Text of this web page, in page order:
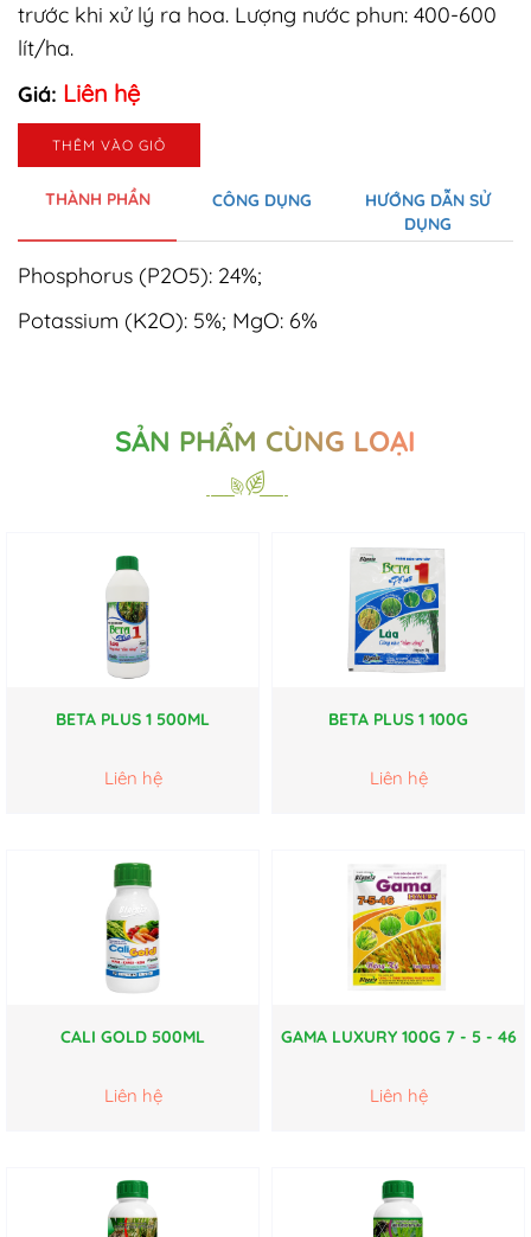
trước khi xử lý ra hoa. Lượng nước phun: 400-600
lít/ha.
Giá: Liên hệ
THÊM VÀO GIỎ
THÀNH PHẦN CÔNG DỤNG
HƯỚNG DẪN SỬ
DỤNG
Phosphorus (P2O5): 24%;
Potassium (K2O): 5%; MgO: 6%
SẢN PHẨM CÙNG LOẠI
BETA PLUS 1 500ML
Liên hệ
BETA PLUS 1 100G
Liên hệ
CALI GOLD 500ML
Liên hệ
GAMA LUXURY 100G 7 - 5 - 46
Liên hệ